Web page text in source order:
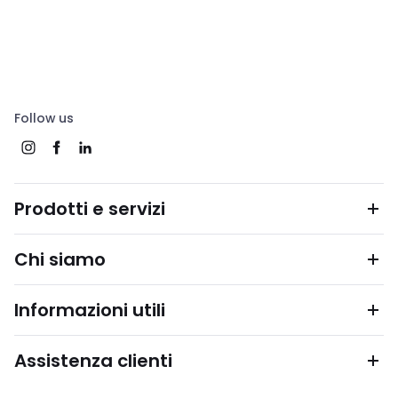
Follow us
Prodotti e servizi
Chi siamo
Informazioni utili
Assistenza clienti